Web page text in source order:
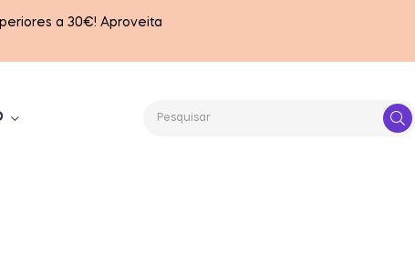
a 30€! Aproveita